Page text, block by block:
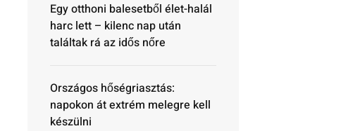
Egy otthoni balesetből élet-halál
harc lett – kilenc nap után
találtak rá az idős nőre
Országos hőségriasztás:
napokon át extrém melegre kell
készülni